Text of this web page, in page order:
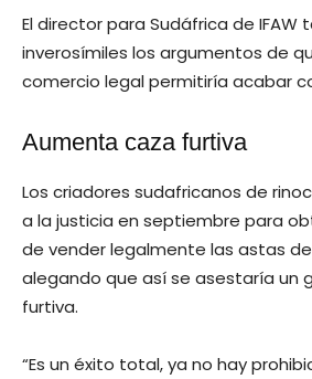
El director para Sudáfrica de IFAW
inverosímiles los argumentos de
comercio legal permitiría acabar
Aumenta caza furtiva
Los criadores sudafricanos de
a la justicia en septiembre para
de vender legalmente las astas
alegando que así se asestaría un
furtiva.
“Es un éxito total, ya no hay